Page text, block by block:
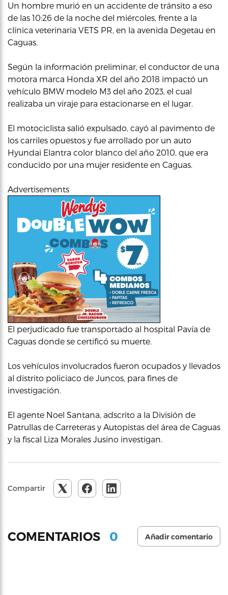
Un hombre murió en un accidente de tránsito a eso
de las 10:26 de la noche del miércoles, frente a la
clínica veterinaria VETS PR, en la avenida Degetau en
Caguas.
Según la información preliminar, el conductor de una
motora marca Honda XR del año 2018 impactó un
vehículo BMW modelo M3 del año 2023, el cual
realizaba un viraje para estacionarse en el lugar.
El motociclista salió expulsado, cayó al pavimento de
los carriles opuestos y fue arrollado por un auto
Hyundai Elantra color blanco del año 2010, que era
conducido por una mujer residente en Caguas.
Advertisements
El perjudicado fue transportado al hospital Pavía de
Caguas donde se certificó su muerte.
Los vehículos involucrados fueron ocupados y llevados
al distrito policiaco de Juncos, para fines de
investigación.
El agente Noel Santana, adscrito a la División de
Patrullas de Carreteras y Autopistas del área de Caguas
y la fiscal Liza Morales Jusino investigan.
Compartir
COMENTARIOS 0 Añadir comentario